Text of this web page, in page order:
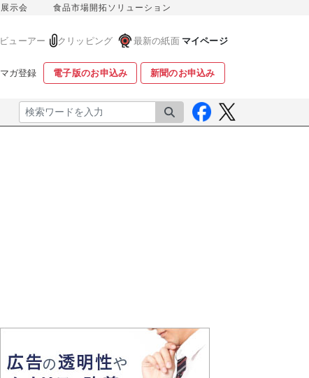
展示会 食品市場開拓ソリューション
ューアー クリッピング 最新の紙面 マイページ
ガ登録 電子版のお申込み 新聞のお申込み
検索